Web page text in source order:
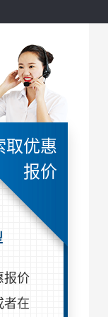
报价
者在
取优惠
报价